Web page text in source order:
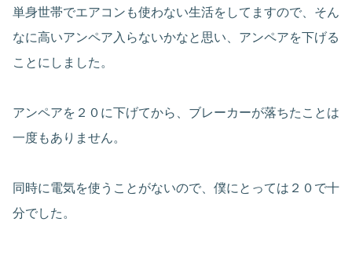
単身世帯でエアコンも使わない生活をしてますので、そん
なに高いアンペア入らないかなと思い、アンペアを下げる
ことにしました。
アンペアを２０に下げてから、ブレーカーが落ちたことは
一度もありません。
同時に電気を使うことがないので、僕にとっては２０で十
分でした。